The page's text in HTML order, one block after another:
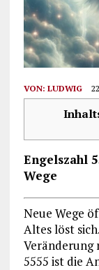
VON: LUDWIG
Engelszahl
Wege
Neue Wege
Altes löst sich.
Veränderung
5555 ist die